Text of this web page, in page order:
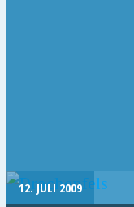
12. JULI 2009